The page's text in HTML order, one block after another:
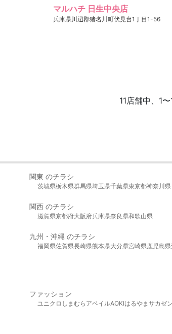
マルハチ 日生中央店
兵庫県川辺郡猪名川町伏見台1丁目1-56
11店舗中、1
関東 のチラシ
茨城県栃木県群馬県埼玉県千葉県東京都神奈川県
関西 のチラシ
滋賀県京都府大阪府兵庫県奈良県和歌山県
九州・沖縄 のチラシ
福岡県佐賀県長崎県熊本県大分県宮崎県鹿児島県
ファッション
ユニクロ しまむら アベイルAOKIはるやま サカゼン